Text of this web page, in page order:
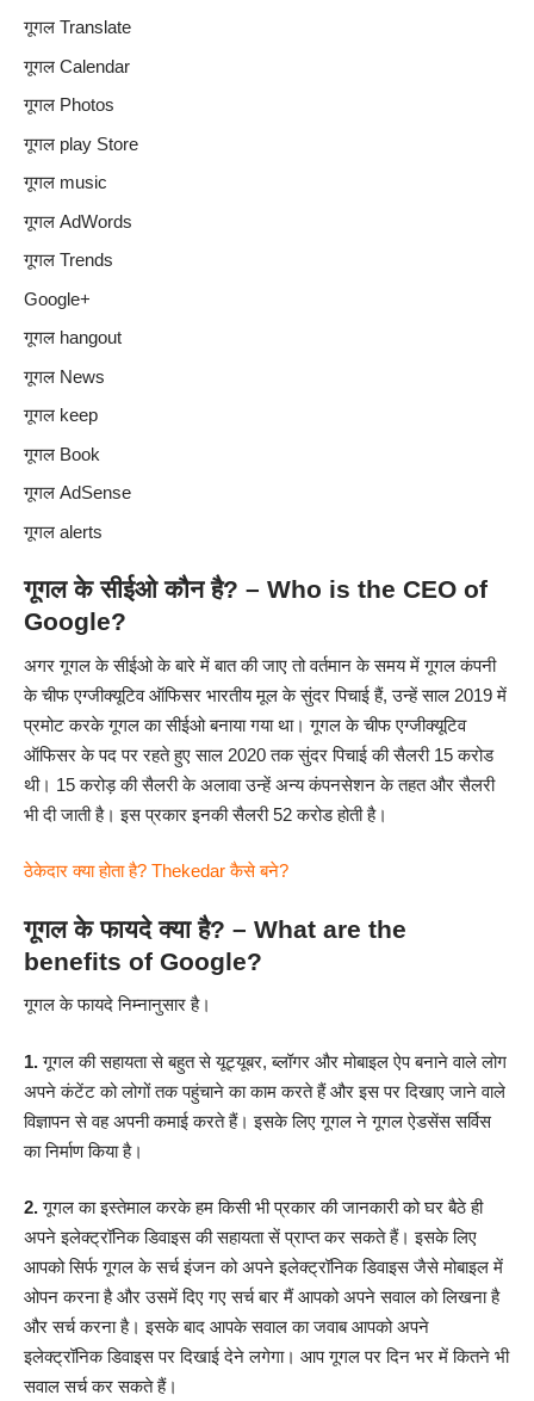
गूगल Translate
गूगल Calendar
गूगल Photos
गूगल play Store
गूगल music
गूगल AdWords
गूगल Trends
Google+
गूगल hangout
गूगल News
गूगल keep
गूगल Book
गूगल AdSense
गूगल alerts
गूगल के सीईओ कौन है? – Who is the CEO of
Google?
अगर गूगल के सीईओ के बारे में बात की जाए तो वर्तमान के समय में गूगल कंपनी
के चीफ एग्जीक्यूटिव ऑफिसर भारतीय मूल के सुंदर पिचाई हैं, उन्हें साल 2019 में
प्रमोट करके गूगल का सीईओ बनाया गया था। गूगल के चीफ एग्जीक्यूटिव
ऑफिसर के पद पर रहते हुए साल 2020 तक सुंदर पिचाई की सैलरी 15 करोड
थी। 15 करोड़ की सैलरी के अलावा उन्हें अन्य कंपनसेशन के तहत और सैलरी
भी दी जाती है। इस प्रकार इनकी सैलरी 52 करोड होती है।
ठेकेदार क्या होता है? Thekedar कैसे बने?
गूगल के फायदे क्या है? – What are the
benefits of Google?
गूगल के फायदे निम्नानुसार है।
1.गूगल की सहायता से बहुत से यूट्यूबर, ब्लॉगर और मोबाइल ऐप बनाने वाले लोग
अपने कंटेंट को लोगों तक पहुंचाने का काम करते हैं और इस पर दिखाए जाने वाले
विज्ञापन से वह अपनी कमाई करते हैं। इसके लिए गूगल ने गूगल ऐडसेंस सर्विस
का निर्माण किया है।
2.गूगल का इस्तेमाल करके हम किसी भी प्रकार की जानकारी को घर बैठे ही
अपने इलेक्ट्रॉनिक डिवाइस की सहायता सें प्राप्त कर सकते हैं। इसके लिए
आपको सिर्फ गूगल के सर्च इंजन को अपने इलेक्ट्रॉनिक डिवाइस जैसे मोबाइल में
ओपन करना है और उसमें दिए गए सर्च बार मैं आपको अपने सवाल को लिखना है
और सर्च करना है। इसके बाद आपके सवाल का जवाब आपको अपने
इलेक्ट्रॉनिक डिवाइस पर दिखाई देने लगेगा। आप गूगल पर दिन भर में कितने भी
सवाल सर्च कर सकते हैं।